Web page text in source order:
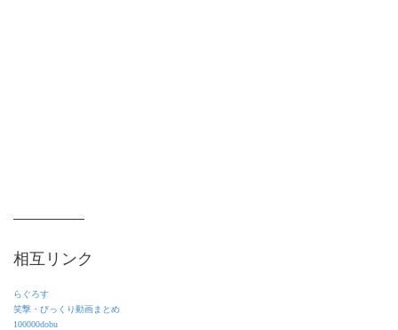
相互リンク
らぐろす
笑撃・びっくり動画まとめ
100000dobu